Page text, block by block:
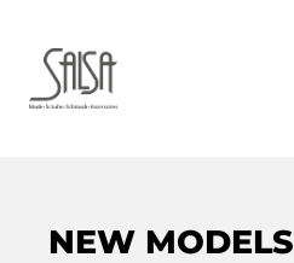
NEW MODELS